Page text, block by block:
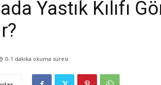
Yastık Kılıfı
0-1 dakika okuma süresi